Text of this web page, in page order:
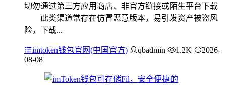
切勿通过第三方应用商店、非官方链接或陌生平台下载
——此类渠道常存在仿冒恶意版本，易引发资产被盗风
险，下载...
imtoken钱包官网(中国官方) qbadmin 1.2K
2026-
08-08